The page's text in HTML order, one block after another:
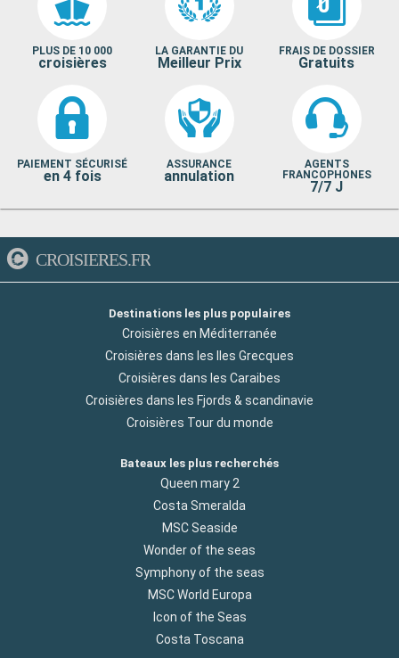
PLUS DE 10 000
croisières
LA GARANTIE DU
Meilleur Prix
FRAIS DE DOSSIER
Gratuits
PAIEMENT SÉCURISÉ
en 4 fois
ASSURANCE
annulation
AGENTS
FRANCOPHONES
7/7 J
CROISIERES.FR
Destinations les plus populaires
Croisières en Méditerranée
Croisières dans les Iles Grecques
Croisières dans les Caraibes
Croisières dans les Fjords & scandinavie
Croisières Tour du monde
Bateaux les plus recherchés
Queen mary 2
Costa Smeralda
MSC Seaside
Wonder of the seas
Symphony of the seas
MSC World Europa
Icon of the Seas
Costa Toscana